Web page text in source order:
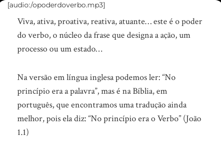
O
poder
do
[audio:/opoderdoverbo.mp3]
Viva, ativa, proativa, reativa, atuante… este é o poder
do verbo, o núcleo da frase que designa a ação, um
processo ou um estado…
Na versão em língua inglesa podemos ler: “No
princípio era a palavra”, mas é na Bíblia, em
português, que encontramos uma tradução ainda
melhor, pois ela diz: “No princípio era o Verbo” (João
1.1)